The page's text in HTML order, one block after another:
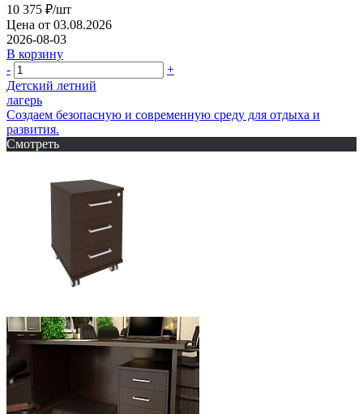
10 375 ₽/шт
Цена от 03.08.2026
2026-08-03
В корзину
-
+
Детский летний
лагерь
Создаем безопасную и современную среду для отдыха и
развития.
Смотреть